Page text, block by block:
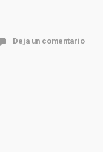
Deja un comentario